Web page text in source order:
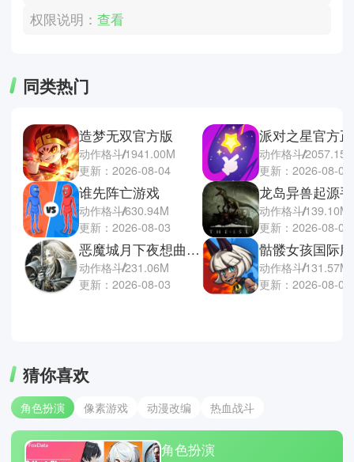
权限说明：查看
同类热门
造梦无双官方版
动作格斗1941.00M
更新：2026-08-04
谁先阵亡游戏
动作格斗630.94M
更新：2026-08-03
恶魔城月下夜想曲安卓版
动作格斗231.06M
更新：2026-08-03
派对之星官方
动作格斗
更新：2026-08-03
龙岛异兽起源
动作格斗139.10M
更新：2026-08-02
骷髅女孩国际服
动作格斗131.57M
更新：2026-08-02
猜你喜欢
角色扮演 像素游戏 动漫改编 热血战斗
角色扮演